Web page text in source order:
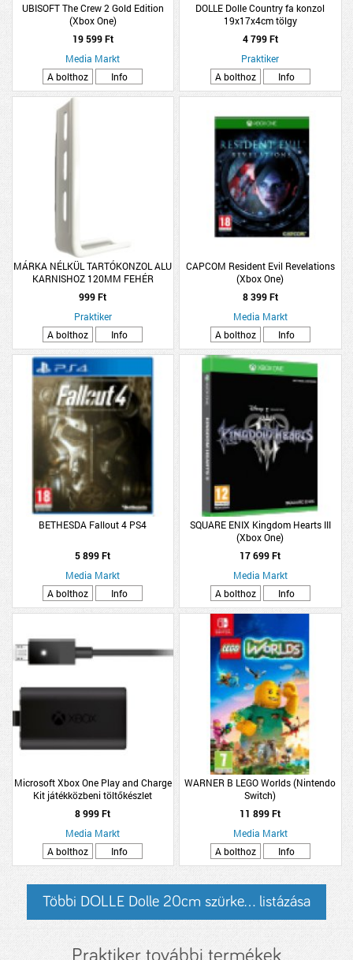
UBISOFT The Crew 2 Gold Edition
(Xbox One)
19 599 Ft
Media Markt
A bolthoz
Info
DOLLE Dolle Country fa konzol
19x17x4cm tölgy
4 799 Ft
Praktiker
A bolthoz
Info
MÁRKA NÉLKÜL TARTÓKONZOL ALU
KARNISHOZ 120MM FEHÉR
999 Ft
Praktiker
A bolthoz
Info
CAPCOM Resident Evil Revelations
(Xbox One)
8 399 Ft
Media Markt
A bolthoz
Info
BETHESDA Fallout 4 PS4
5 899 Ft
Media Markt
A bolthoz
Info
SQUARE ENIX Kingdom Hearts III
(Xbox One)
17 699 Ft
Media Markt
A bolthoz
Info
Microsoft Xbox One Play and Charge
Kit játékközbeni töltőkészlet
8 999 Ft
Media Markt
A bolthoz
Info
WARNER B LEGO Worlds (Nintendo
Switch)
11 899 Ft
Media Markt
A bolthoz
Info
Többi DOLLE Dolle 20cm szürke... listázása
Praktiker további termékek